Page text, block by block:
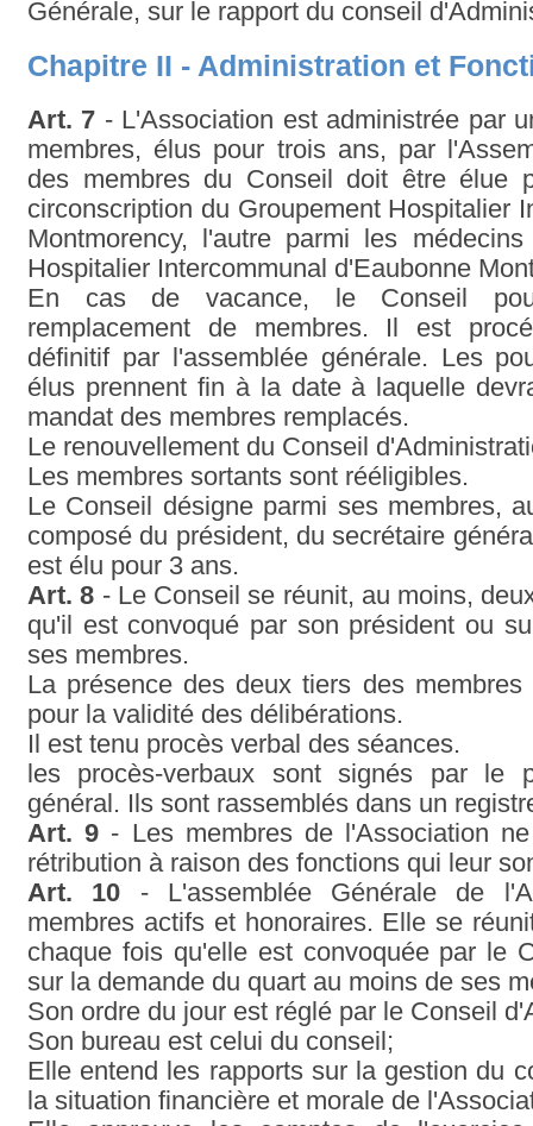
Générale, sur le rapport du conseil
Chapitre II - Administration et
Art. 7 - L'Association est administrée par
membres, élus pour trois ans, par
des membres du Conseil doit être élue
circonscription du Groupement Hospitalier
Montmorency, l'autre parmi les
Hospitalier Intercommunal d'Eaubonne
En cas de vacance, le Conseil
remplacement de membres. Il est
définitif par l'assemblée générale. Les
élus prennent fin à la date à laquelle
mandat des membres remplacés.
Le renouvellement du Conseil
Les membres sortants sont rééligibles.
Le Conseil désigne parmi ses membres,
composé du président, du secrétaire
est élu pour 3 ans.
Art. 8 - Le Conseil se réunit, au moins,
qu'il est convoqué par son président ou
ses membres.
La présence des deux tiers des
pour la validité des délibérations.
Il est tenu procès verbal des séances.
les procès-verbaux sont signés par le
général. Ils sont rassemblés dans un
Art. 9 - Les membres de l'Association
rétribution à raison des fonctions qui leur
Art. 10 - L'assemblée Générale de
membres actifs et honoraires. Elle se
chaque fois qu'elle est convoquée par le
sur la demande du quart au moins de ses
Son ordre du jour est réglé par le Conseil
Son bureau est celui du conseil;
Elle entend les rapports sur la gestion du
la situation financière et morale de